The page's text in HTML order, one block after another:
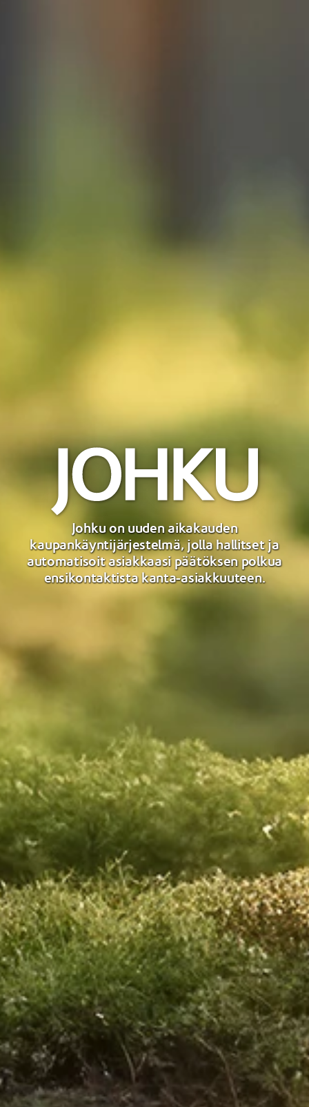
Johku on uuden aikakauden
kaupankäyntijärjestelmä, jolla hallitset ja
automatisoit asiakkaasi päätöksen polkua
ensikontaktista kanta-asiakkuuteen.